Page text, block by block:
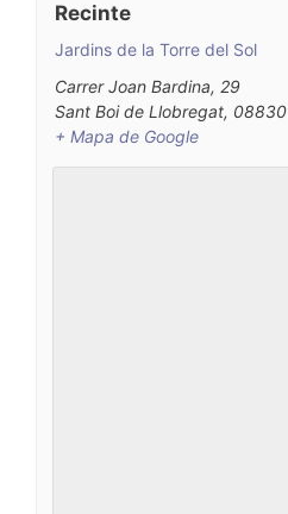
Recinte
Jardins de la Torre del Sol
Carrer Joan Bardina, 29
Sant Boi de Llobregat, 08830
+ Mapa de Google